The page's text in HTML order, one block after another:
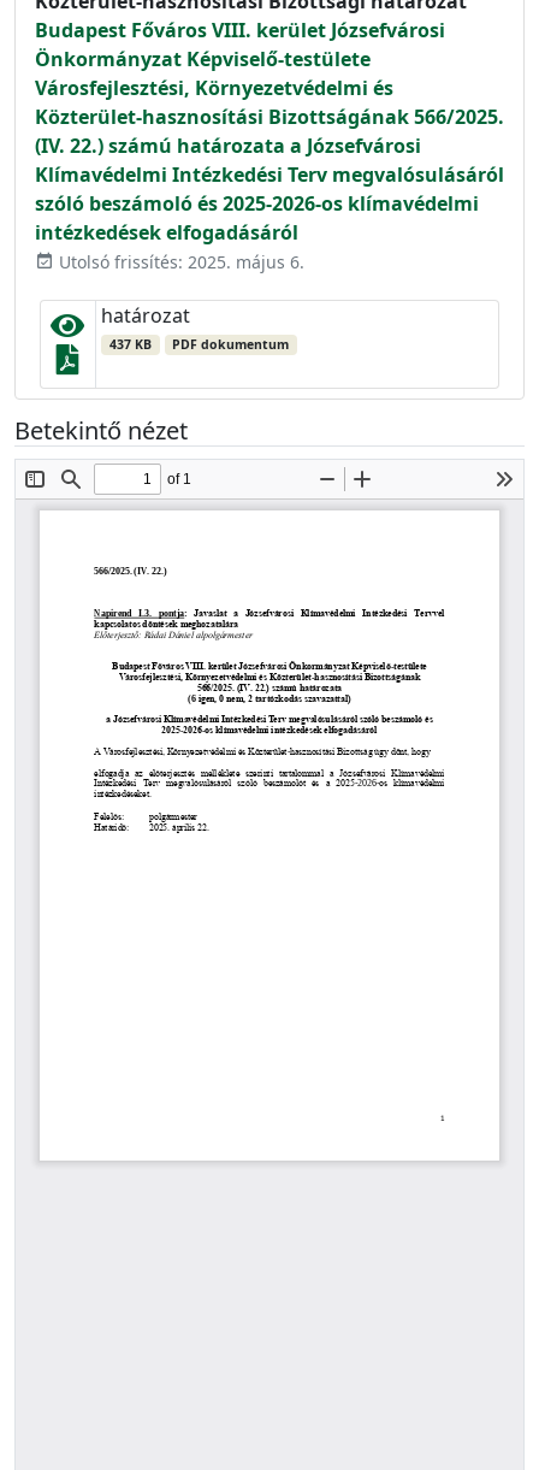
Budapest Főváros VIII. kerület Józsefvárosi
Önkormányzat Képviselő-testülete
Városfejlesztési, Környezetvédelmi és
Közterület-hasznosítási Bizottságának 566/2025.
(IV. 22.) számú határozata a Józsefvárosi
Klímavédelmi Intézkedési Terv megvalósulásáról
szóló beszámoló és 2025-2026-os klímavédelmi
intézkedések elfogadásáról
event_available Utolsó frissítés: 2025. május 6.
határozat
437 KB PDF dokumentum
Betekintő nézet